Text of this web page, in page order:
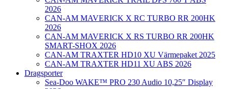
2026
CAN-AM MAVERICK X RC TURBO RR 200HK
2026
CAN-AM MAVERICK X RS TURBO RR 200HK
SMART-SHOX 2026
CAN-AM TRAXTER HD10 XU Värmepaket 2025
CAN-AM TRAXTER HD11 XU ABS 2026
Dragsporter
Sea-Doo WAKE™ PRO 230 Audio 10,25″ Display